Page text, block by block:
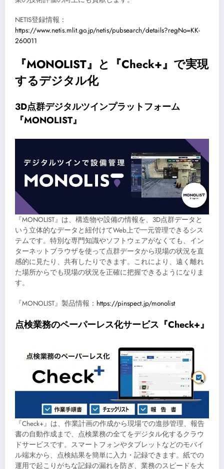
NETIS登録情報：
https://www.netis.mlit.go.jp/netis/pubsearch/details?regNo=KK-
260011
『MONOLIST』と『Check+』で実現
するデジタル化
3D点群デジタルツインプラットフォーム
『MONOLIST』
『MONOLIST』は、構造物や設備の情報を、3D点群データと
いう立体的なデータと紐付けてWeb上で一元管理できるシス
テムです。特別な専門知識やソフトウェアがなくても、イン
ターネットブラウザを使って点群データから現場の状況を直
感的に見たり、共有したりできます。これにより、遠く離れ
た場所からでも現場の状況を正確に把握できるようになりま
す。
『MONOLIST』製品情報： https://pinspect.jp/monolist
点検業務のペーパーレス化サービス『Check+』
『Check+』は、作業計画の作成から現場での進捗管理、報告
書の自動作成まで、点検業務の全てをデジタル化するクラウ
ドサービスです。スマートフォンやタブレットなどのモバイ
ル端末から、点検結果を簡単に入力・記録できます。紙での
運用で起こりがちな記録の漏れを防ぎ、業務のスピードを大